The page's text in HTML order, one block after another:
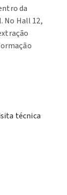
da
No Hall 12,